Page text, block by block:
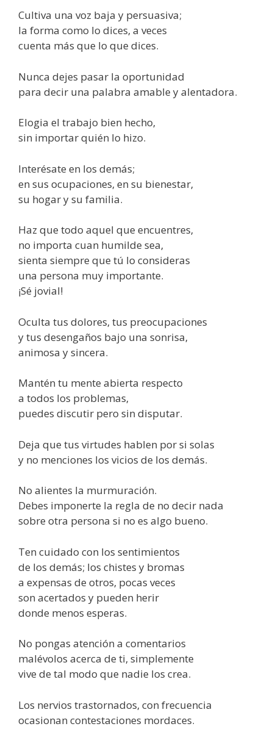
Cultiva una voz baja y persuasiva;
la forma como lo dices, a veces
cuenta más que lo que dices.
Nunca dejes pasar la oportunidad
para decir una palabra amable y alentadora.
Elogia el trabajo bien hecho,
sin importar quién lo hizo.
Interésate en los demás;
en sus ocupaciones, en su bienestar,
su hogar y su familia.
Haz que todo aquel que encuentres,
no importa cuan humilde sea,
sienta siempre que tú lo consideras
una persona muy importante.
¡Sé jovial!
Oculta tus dolores, tus preocupaciones
y tus desengaños bajo una sonrisa,
animosa y sincera.
Mantén tu mente abierta respecto
a todos los problemas,
puedes discutir pero sin disputar.
Deja que tus virtudes hablen por si solas
y no menciones los vicios de los demás.
No alientes la murmuración.
Debes imponerte la regla de no decir nada
sobre otra persona si no es algo bueno.
Ten cuidado con los sentimientos
de los demás; los chistes y bromas
a expensas de otros, pocas veces
son acertados y pueden herir
donde menos esperas.
No pongas atención a comentarios
malévolos acerca de ti, simplemente
vive de tal modo que nadie los crea.
Los nervios trastornados, con frecuencia
ocasionan contestaciones mordaces.